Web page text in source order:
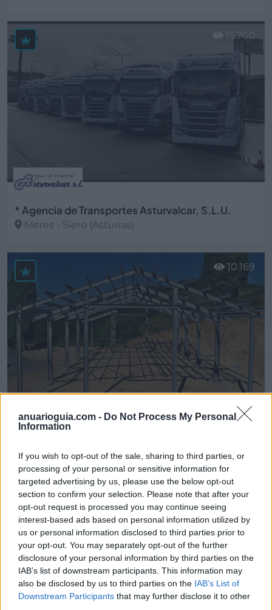
anuarioguia.com - Do Not Process My Personal
Information
If you wish to opt-out of the sale, sharing to third parties, or
processing of your personal or sensitive information for
targeted advertising by us, please use the below opt-out
section to confirm your selection. Please note that after your
opt-out request is processed you may continue seeing
interest-based ads based on personal information utilized by
us or personal information disclosed to third parties prior to
your opt-out. You may separately opt-out of the further
disclosure of your personal information by third parties on the
IAB’s list of downstream participants. This information may
also be disclosed by us to third parties on the IAB’s List of
Downstream Participants that may further disclose it to other
Ver más
* Agencia de Transportes Asturvalcar, S.L.U.
Meres - Siero (Asturias)
Ver más
15.760
Granda (Asturias)
Ver más
10.169
2585